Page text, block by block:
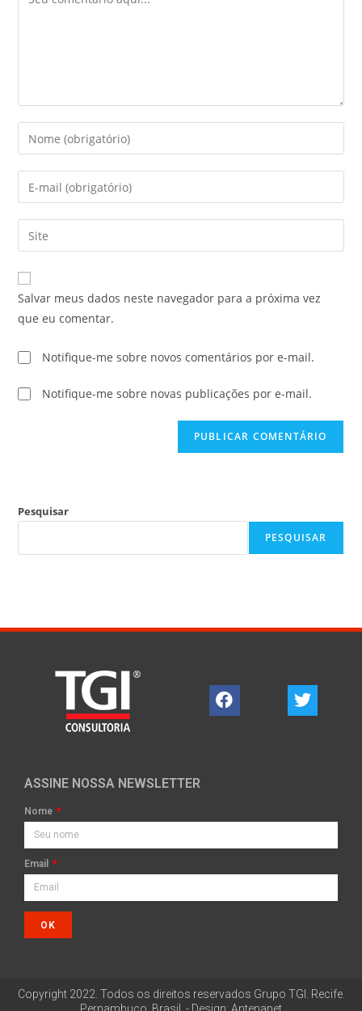
Salvar meus dados neste navegador para a próxima vez
que eu comentar.
Notifique-me sobre novos comentários por e-mail.
Notifique-me sobre novas publicações por e-mail.
Pesquisar
PESQUISAR
ASSINE NOSSA NEWSLETTER
Nome
Email
OK
Copyright 2022. Todos os direitos reservados Grupo TGI. Recife.